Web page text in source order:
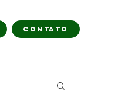
CONTATO